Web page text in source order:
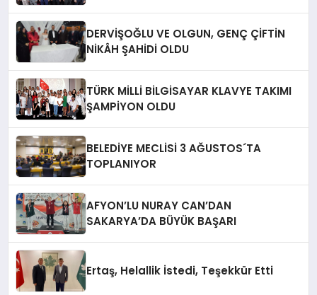
DERVİŞOĞLU VE OLGUN, GENÇ ÇİFTİN
NİKÂH ŞAHİDİ OLDU
TÜRK MİLLİ BİLGİSAYAR KLAVYE TAKIMI
ŞAMPİYON OLDU
BELEDİYE MECLİSİ 3 AĞUSTOS´TA
TOPLANIYOR
AFYON’LU NURAY CAN’DAN
SAKARYA’DA BÜYÜK BAŞARI
Ertaş, Helallik İstedi, Teşekkür Etti